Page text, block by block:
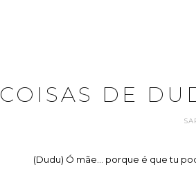
COISAS DE
(Dudu) Ó mãe... porque é que tu